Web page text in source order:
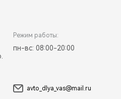
Режим работы:
пн-вс: 08:00-20:00
avto_dlya_vas@mail.ru